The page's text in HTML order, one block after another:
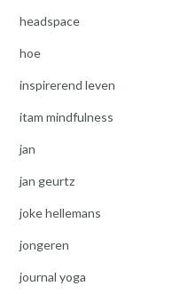
headspace
hoe
inspirerend leven
itam mindfulness
jan
jan geurtz
joke hellemans
jongeren
journal yoga